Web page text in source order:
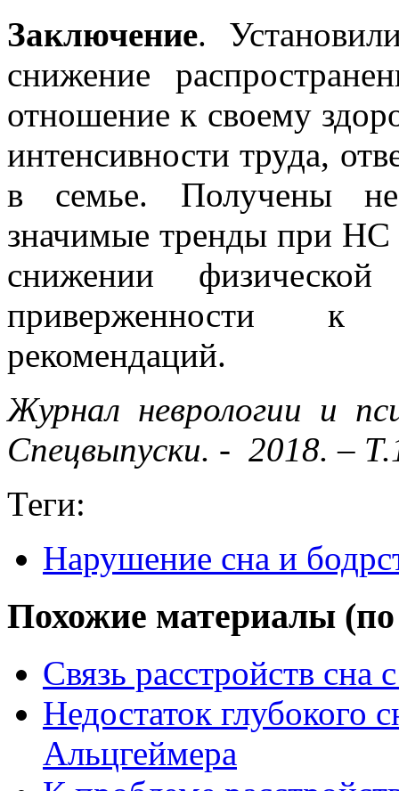
Заключение.
снижение
отношение к своему
интенсивности труда,
в семье. Получены
значимые тренды при НС
снижении
приверженности к
рекомендаций.
Журнал неврологии и
Спецвыпуски. - 2018. –
Теги:
Нарушение сна и
Похожие материалы (по
Связь расстройств сна
Недостаток глубокого
Альцгеймера